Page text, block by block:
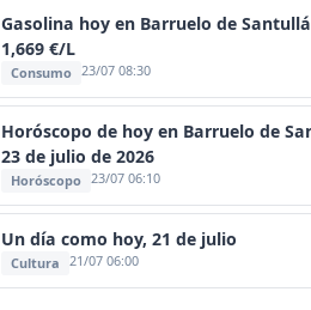
Gasolina hoy en Barruelo de
1,669 €/L
Consumo 23/07 08:30
Horóscopo de hoy en Barruelo de
23 de julio de 2026
Horóscopo 23/07 06:10
Un día como hoy, 21 de julio
Cultura 21/07 06:00